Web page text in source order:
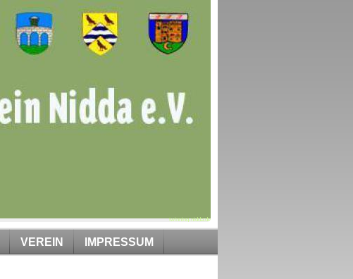
twinning-nidda.de
VEREIN IMPRESSUM